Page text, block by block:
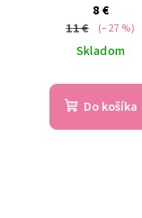
8 €
11 € (–27 %)
Skladom
Do košíka